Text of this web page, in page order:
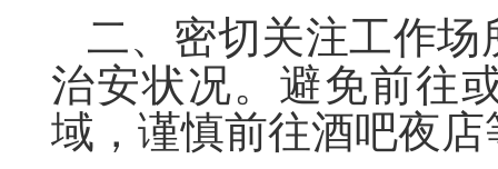
二、 密切关注工作
治安状况。避免前往
域，谨慎前往酒吧夜